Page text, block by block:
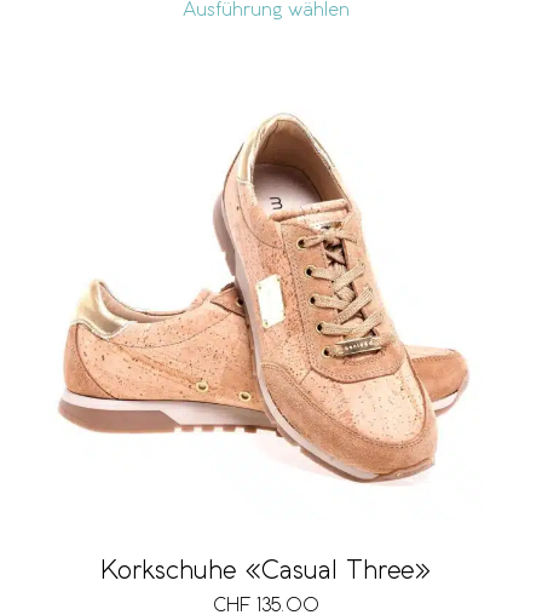
Ausführung wählen
Korkschuhe «Casual Three»
CHF 135.00